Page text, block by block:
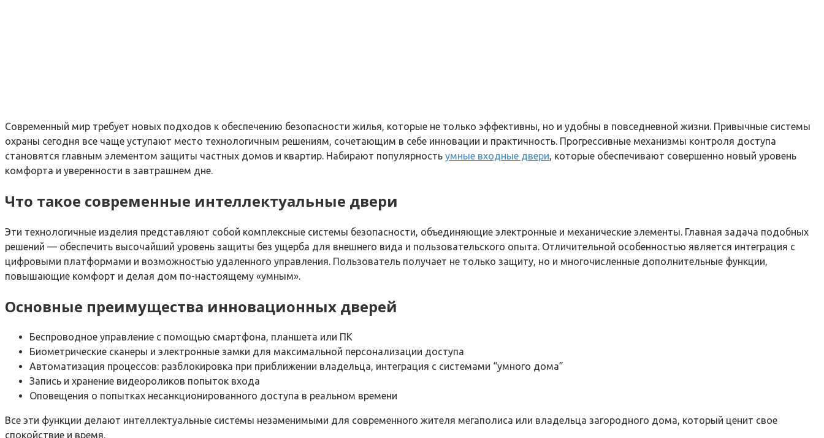
Современный мир требует новых подходов к обеспечению безопасности жилья, которые не только эффективны, но и удобны в повседневной жизни. Привычные системы
охраны сегодня все чаще уступают место технологичным решениям, сочетающим в себе инновации и практичность. Прогрессивные механизмы контроля доступа
становятся главным элементом защиты частных домов и квартир. Набирают популярность умные входные двери, которые обеспечивают совершенно новый уровень
комфорта и уверенности в завтрашнем дне.
Что такое современные интеллектуальные двери
Эти технологичные изделия представляют собой комплексные системы безопасности, объединяющие электронные и механические элементы. Главная задача подобных
решений — обеспечить высочайший уровень защиты без ущерба для внешнего вида и пользовательского опыта. Отличительной особенностью является интеграция с
цифровыми платформами и возможностью удаленного управления. Пользователь получает не только защиту, но и многочисленные дополнительные функции,
повышающие комфорт и делая дом по-настоящему «умным».
Основные преимущества инновационных дверей
Беспроводное управление с помощью смартфона, планшета или ПК
Биометрические сканеры и электронные замки для максимальной персонализации доступа
Автоматизация процессов: разблокировка при приближении владельца, интеграция с системами “умного дома”
Запись и хранение видеороликов попыток входа
Оповещения о попытках несанкционированного доступа в реальном времени
Все эти функции делают интеллектуальные системы незаменимыми для современного жителя мегаполиса или владельца загородного дома, который ценит свое
спокойствие и время.